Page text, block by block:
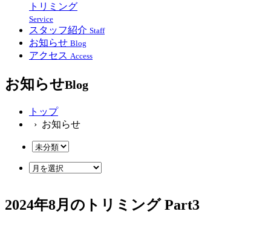
トリミング
Service
スタッフ紹介 Staff
お知らせ Blog
アクセス Access
お知らせBlog
トップ
› お知らせ
2024年8月のトリミング Part3